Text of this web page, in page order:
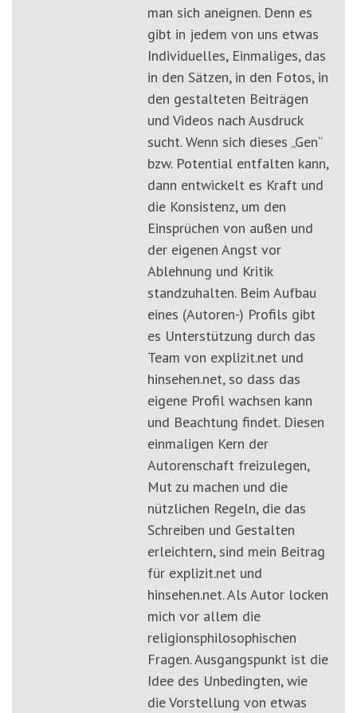
man sich aneignen. Denn es
gibt in jedem von uns etwas
Individuelles, Einmaliges, das
in den Sätzen, in den Fotos, in
den gestalteten Beiträgen
und Videos nach Ausdruck
sucht. Wenn sich dieses „Gen“
bzw. Potential entfalten kann,
dann entwickelt es Kraft und
die Konsistenz, um den
Einsprüchen von außen und
der eigenen Angst vor
Ablehnung und Kritik
standzuhalten. Beim Aufbau
eines (Autoren-) Profils gibt
es Unterstützung durch das
Team von explizit.net und
hinsehen.net, so dass das
eigene Profil wachsen kann
und Beachtung findet. Diesen
einmaligen Kern der
Autorenschaft freizulegen,
Mut zu machen und die
nützlichen Regeln, die das
Schreiben und Gestalten
erleichtern, sind mein Beitrag
für explizit.net und
hinsehen.net. Als Autor locken
mich vor allem die
religionsphilosophischen
Fragen. Ausgangspunkt ist die
Idee des Unbedingten, wie
die Vorstellung von etwas